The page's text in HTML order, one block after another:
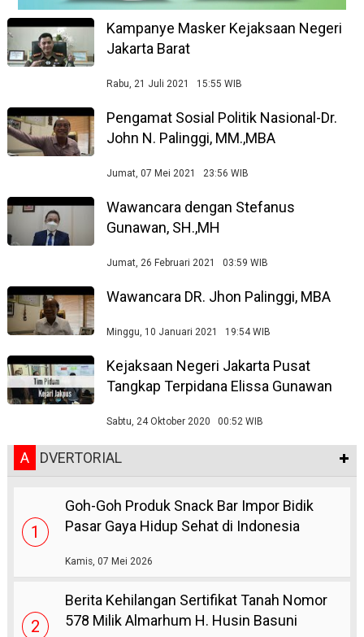
Kampanye Masker Kejaksaan Negeri
Jakarta Barat
Rabu, 21 Juli 2021 15:55 WIB
Pengamat Sosial Politik Nasional-Dr.
John N. Palinggi, MM.,MBA
Jumat, 07 Mei 2021 23:56 WIB
Wawancara dengan Stefanus
Gunawan, SH.,MH
Jumat, 26 Februari 2021 03:59 WIB
Wawancara DR. Jhon Palinggi, MBA
Minggu, 10 Januari 2021 19:54 WIB
Kejaksaan Negeri Jakarta Pusat
Tangkap Terpidana Elissa Gunawan
Sabtu, 24 Oktober 2020 00:52 WIB
A DVERTORIAL
1
Goh-Goh Produk Snack Bar Impor Bidik
Pasar Gaya Hidup Sehat di Indonesia
Kamis, 07 Mei 2026
2
Berita Kehilangan Sertifikat Tanah Nomor
578 Milik Almarhum H. Husin Basuni